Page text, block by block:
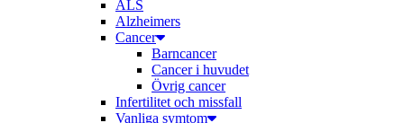
ALS
Alzheimers
Cancer
Barncancer
Cancer i huvudet
Övrig cancer
Infertilitet och missfall
Vanliga symtom